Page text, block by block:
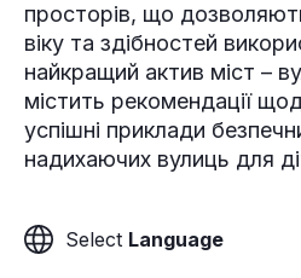
просторів, що
віку та здібностей
найкращий актив міст –
містить рекомендації
успішні приклади
надихаючих вулиць для
Language